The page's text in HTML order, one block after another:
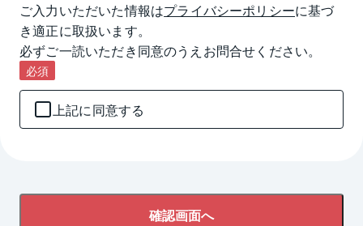
ご入力いただいた情報はプライバシーポリシーに基づ
き適正に取扱います。
必ずご一読いただき同意のうえお問合せください。
必須
上記に同意する
確認画面へ